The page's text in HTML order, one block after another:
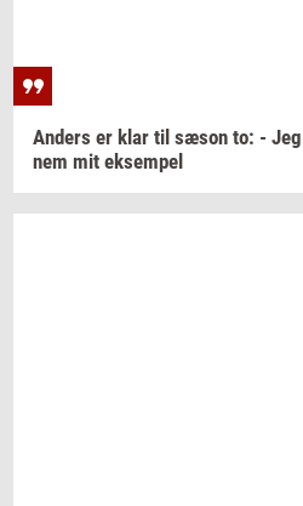
An­ders er klar til sæson to: - Jeg
nem mit ek­sem­pel